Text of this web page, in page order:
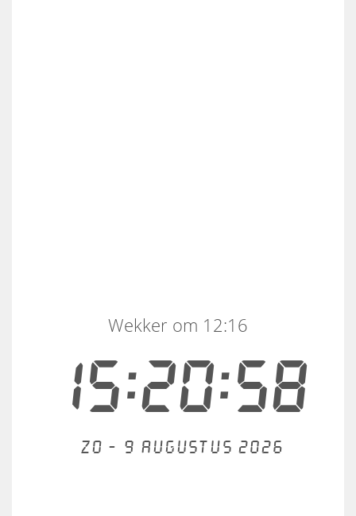
15:20:58
Wekker om 12:16
Zo - 9 augustus 2026